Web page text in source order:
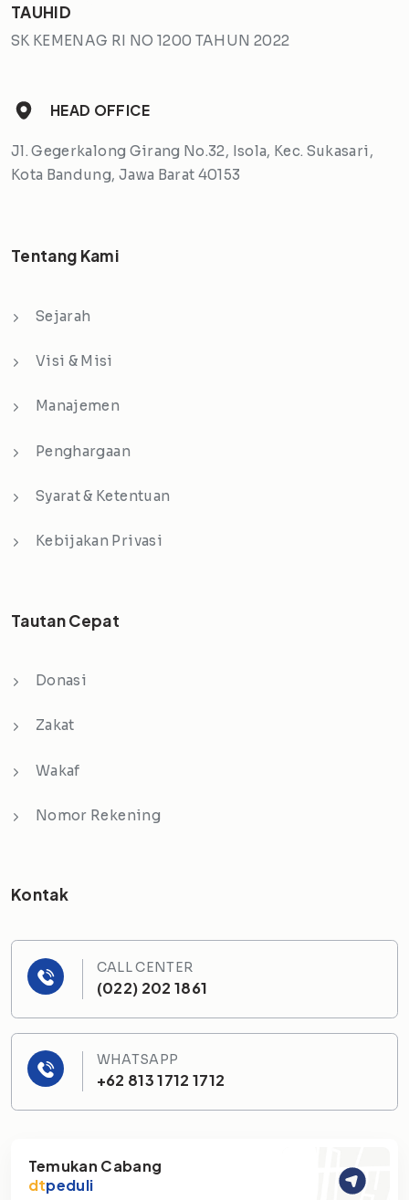
TAUHID
SK KEMENAG RI NO 1200 TAHUN 2022
HEAD OFFICE
Jl. Gegerkalong Girang No.32, Isola, Kec. Sukasari,
Kota Bandung, Jawa Barat 40153
Tentang Kami
Sejarah
Visi & Misi
Manajemen
Penghargaan
Syarat & Ketentuan
Kebijakan Privasi
Tautan Cepat
Donasi
Zakat
Wakaf
Nomor Rekening
Kontak
CALL CENTER
(022) 202 1861
WHATSAPP
+62 813 1712 1712
Temukan Cabang
dtpeduli